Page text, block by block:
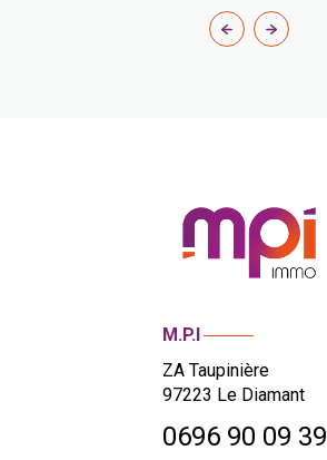
M.P.I
ZA Taupinière
97223 Le Diamant
0696 90 09 39